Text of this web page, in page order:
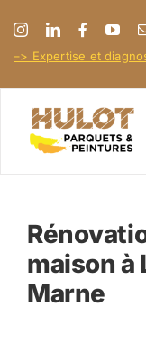
–> Expertise et
À propos
maison à
Marne